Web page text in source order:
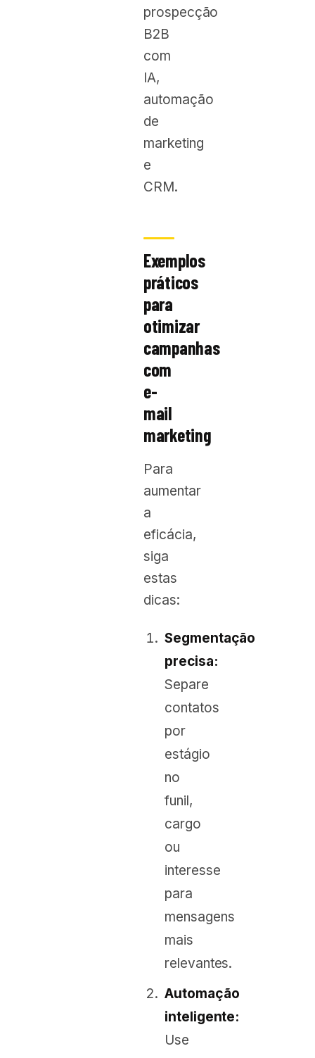
prospecção
B2B
com
IA,
automação
de
marketing
e
CRM.
Exemplos
práticos
para
otimizar
campanhas
com
e-
mail
marketing
Para
aumentar
a
eficácia,
siga
estas
dicas:
Segmentação
precisa:
Separe
contatos
por
estágio
no
funil,
cargo
ou
interesse
para
mensagens
mais
relevantes.
Automação
inteligente:
Use